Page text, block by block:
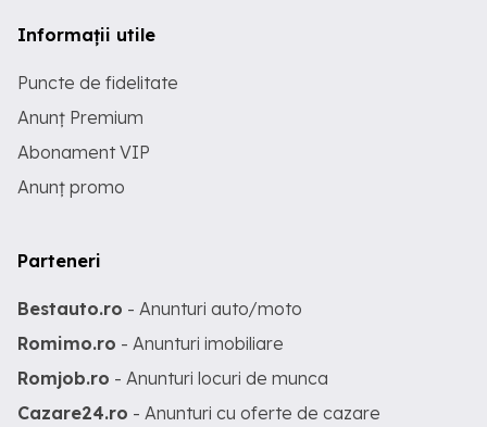
Informații utile
Puncte de fidelitate
Anunț Premium
Abonament VIP
Anunț promo
Parteneri
Bestauto.ro - Anunturi auto/moto
Romimo.ro - Anunturi imobiliare
Romjob.ro - Anunturi locuri de munca
Cazare24.ro - Anunturi cu oferte de cazare